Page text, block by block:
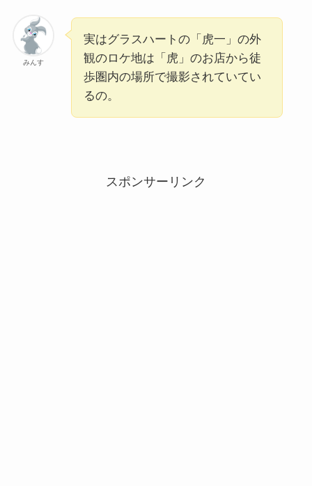
みんす
実はグラスハートの「虎一」の外
観のロケ地は「虎」のお店から徒
歩圏内の場所で撮影されていてい
るの。
スポンサーリンク